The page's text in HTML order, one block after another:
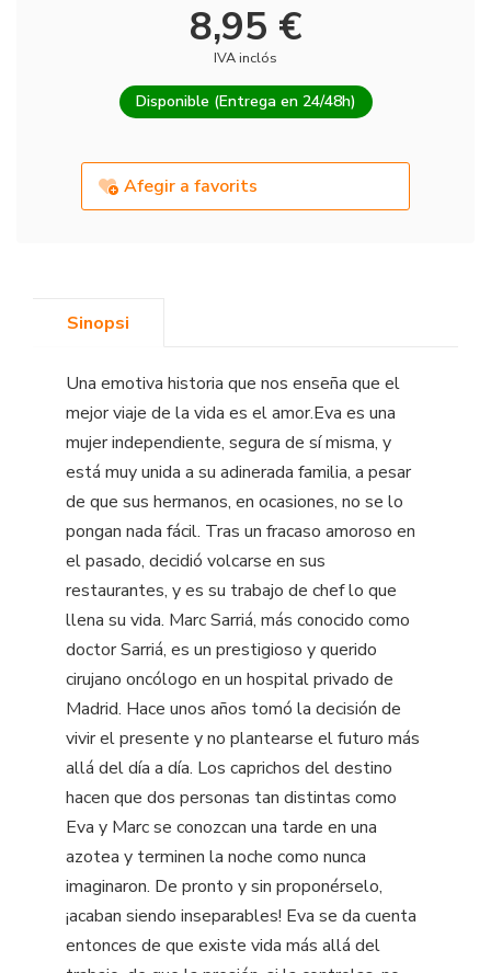
8,95 €
IVA inclós
Disponible (Entrega en 24/48h)
Afegir a favorits
Sinopsi
Una emotiva historia que nos enseña que el
mejor viaje de la vida es el amor.Eva es una
mujer independiente, segura de sí misma, y
está muy unida a su adinerada familia, a pesar
de que sus hermanos, en ocasiones, no se lo
pongan nada fácil. Tras un fracaso amoroso en
el pasado, decidió volcarse en sus
restaurantes, y es su trabajo de chef lo que
llena su vida. Marc Sarriá, más conocido como
doctor Sarriá, es un prestigioso y querido
cirujano oncólogo en un hospital privado de
Madrid. Hace unos años tomó la decisión de
vivir el presente y no plantearse el futuro más
allá del día a día. Los caprichos del destino
hacen que dos personas tan distintas como
Eva y Marc se conozcan una tarde en una
azotea y terminen la noche como nunca
imaginaron. De pronto y sin proponérselo,
¡acaban siendo inseparables! Eva se da cuenta
entonces de que existe vida más allá del